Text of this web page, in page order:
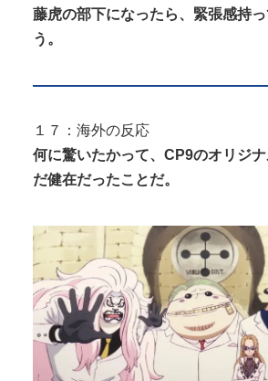
藤虎の部下になったら、緊張感持
う。
１７：海外の反応
何に驚いたかって、CP9のオリジ
だ健在だったことだ。